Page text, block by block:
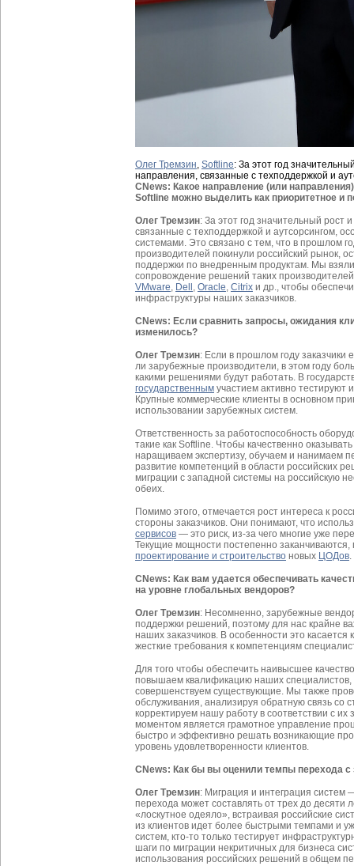
Олег Тремзин, Softline: За этот год
направления, связанные с техподдержкой и
CNews: Какое направление (или
Softline можно выделить как приоритетное и
Олег Тремзин: За этот год значительный рост
связанные с техподдержкой и аутсорсингом,
системами. Это связано с тем, что в прошлом
производителей покинули российский рынок,
поддержки по внедренным продуктам. Мы
сопровождение решений таких
VMware, Dell , Oracle, Citrix и др., чтобы
инфраструктуры наших заказчиков.
CNews: Если сравнить запросы, ожидания
изменилось?
Олег Тремзин: Если в прошлом году заказчики
ли зарубежные производители, в этом году
какими решениями будут работать. В
государственным участием активно тестируют
Крупные коммерческие клиенты в основном
использовании зарубежных систем.
Ответственность за работоспособность
такие как Softline. Чтобы качественно
наращиваем экспертизу, обучаем и нанимаем
развитие компетенций в области российских
миграции с западной системы на российскую
обеих.
Помимо этого, отмечается рост интереса к
стороны заказчиков. Они понимают, что
сервисов — это риск, из-за чего многие уже
Текущие мощности постепенно заканчиваются,
проектирование и строительство новых ЦОДов.
CNews: Как вам удается обеспечивать
на уровне глобальных вендоров?
Олег Тремзин: Несомненно, зарубежные
поддержки решений, поэтому для нас крайне
наших заказчиков. В особенности это
жесткие требования к компетенциям
Для того чтобы обеспечить наивысшее
повышаем квалификацию наших
совершенствуем существующие. Мы также
обслуживания, анализируя обратную связь со
корректируем нашу работу в соответствии с
моментом является грамотное управление
быстро и эффективно решать возникающие
уровень удовлетворенности клиентов.
CNews: Как бы вы оценили темпы перехода
Олег Тремзин: Миграция и интеграция систем
перехода может составлять от трех до десяти
«лоскутное одеяло», встраивая российские
из клиентов идет более быстрыми темпами и
систем, кто-то только тестирует
шаги по миграции некритичных для бизнеса
использования российских решений в общем